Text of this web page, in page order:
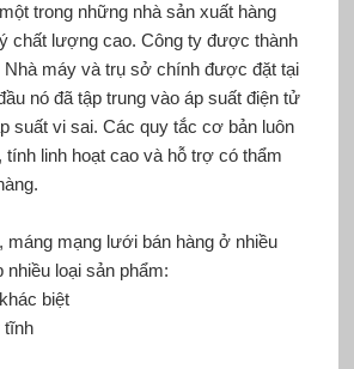
trong những nhà sản xuất hàng
chất lượng cao. Công ty được thành
Nhà máy và trụ sở chính được đặt tại
nó đã tập trung vào áp suất điện tử
suất vi sai. Các quy tắc cơ bản luôn
tính linh hoạt cao và hỗ trợ có thẩm
máng mạng lưới bán hàng ở nhiều
nhiều loại sản phẩm:
biệt
tĩnh